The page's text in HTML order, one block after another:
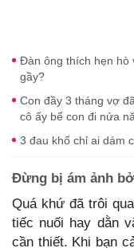
Đàn ông thích hẹn hò
gầy?
Con đầy 3 tháng vợ
cô ấy bế con đi nửa
3 đau khổ chỉ ai dám
Đừng bị ám ảnh
Quá khứ đã trôi
tiếc nuối hay dằn
cần thiết. Khi bạn